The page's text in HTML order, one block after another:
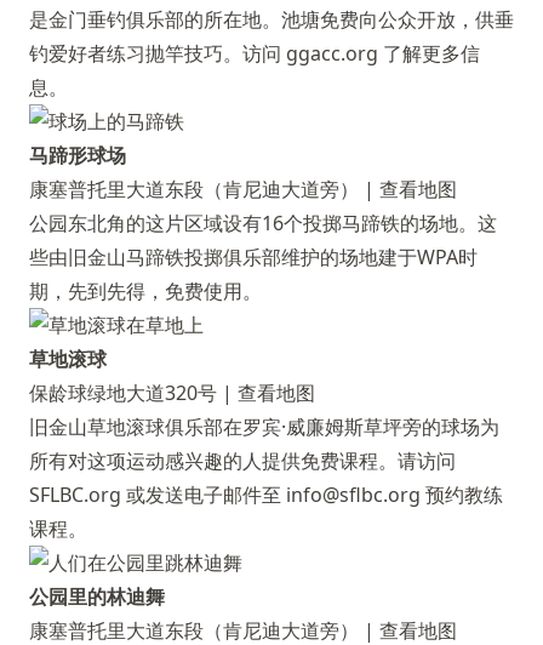
是金门垂钓俱乐部的所在地。池塘免费向公众开放，供垂
钓爱好者练习抛竿技巧。访问 ggacc.org 了解更多信
息。
马蹄形球场
康塞普托里大道东段（肯尼迪大道旁） | 查看地图
公园东北角的这片区域设有16个投掷马蹄铁的场地。这
些由旧金山马蹄铁投掷俱乐部维护的场地建于WPA时
期，先到先得，免费使用。
草地滚球
保龄球绿地大道320号 | 查看地图
旧金山草地滚球俱乐部在罗宾·威廉姆斯草坪旁的球场为
所有对这项运动感兴趣的人提供免费课程。请访问
SFLBC.org 或发送电子邮件至 info@sflbc.org 预约教练
课程。
公园里的林迪舞
康塞普托里大道东段（肯尼迪大道旁） | 查看地图